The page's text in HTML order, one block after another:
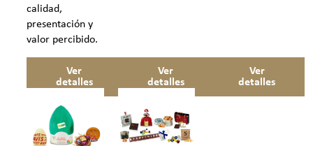
calidad,
presentación y
valor percibido.
Ver
detalles
Ver
detalles
Ver
detalles